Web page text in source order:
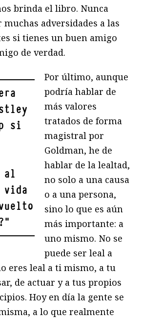
brinda el libro. Nunca
muchas adversidades a las
si tienes un buen amigo
de verdad.
si
al
vida
"
Por último, aunque
podría hablar de
más valores
tratados de forma
magistral por
Goldman, he de
hablar de la lealtad,
no solo a una causa
o a una persona,
sino lo que es aún
más importante: a
uno mismo. No se
puede ser leal a
eres leal a ti mismo, a tu
de actuar y a tus propios
Hoy en día la gente se
a lo que realmente